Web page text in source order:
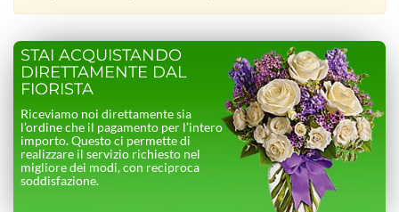
STAI ACQUISTANDO
DIRETTAMENTE DAL
FIORISTA
Riceviamo noi direttamente sia
l’ordine che il pagamento per l’intero
importo. Questo ci permette di
realizzare il servizio richiesto nel
migliore dei modi, con reciproca
soddisfazione.